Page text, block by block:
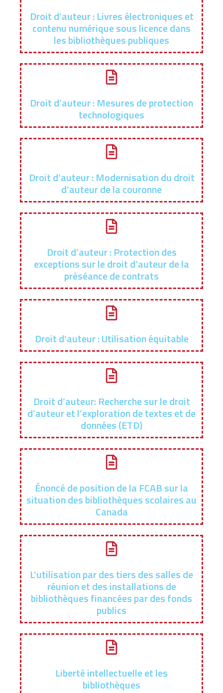
Droit d’auteur : Livres électroniques et
contenu numérique sous licence dans
les bibliothèques publiques
Droit d’auteur : Mesures de protection
technologiques
Droit d’auteur : Modernisation du droit
d’auteur de la couronne
Droit d’auteur : Protection des
exceptions sur le droit d’auteur de la
préséance de contrats
Droit d’auteur : Utilisation équitable
Droit d’auteur: Recherche sur le droit
d’auteur et l’exploration de textes et de
données (ETD)
Énoncé de position de la FCAB sur la
situation des bibliothèques scolaires au
Canada
L’utilisation par des tiers des salles de
réunion et des installations de
bibliothèques financées par des fonds
publics
Liberté intellectuelle et les
bibliothèques